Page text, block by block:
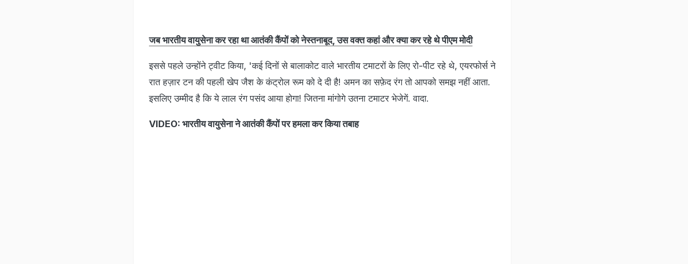
जब भारतीय वायुसेना कर रहा था आतंकी कैंपों को नेस्तनाबूद, उस वक्त कहां और क्या कर रहे थे पीएम मोदी
इससे पहले उन्होंने ट्वीट किया, 'कई दिनों से बालाकोट वाले भारतीय टमाटरों के लिए रो-पीट रहे थे, एयरफोर्स ने
रात हज़ार टन की पहली खेप जैश के कंट्रोल रूम को दे दी है! अमन का सफ़ेद रंग तो आपको समझ नहीं आता.
इसलिए उम्मीद है कि ये लाल रंग पसंद आया होगा! जितना मांगोगे उतना टमाटर भेजेगें. वादा.
VIDEO: भारतीय वायुसेना ने आतंकी कैंपों पर हमला कर किया तबाह​